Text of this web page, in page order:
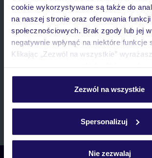
cookie wykorzystywane są także do
na naszej stronie oraz oferowania
społecznościowych. Brak zgody lub jej
negatywnie wpłynąć na niektóre funkcje
Klikając „Zezwól na wszystkie”
personalizować swój wybór wchodząc w
Szczegółowe informacje o plikach
Zezwól na wszystkie
Spersonalizuj
Nie zezwalaj
E-MAIL*
Wyrażam zgodę na przetwarzanie danych
marketingowych, w zakresie oraz celu
przetwarzaniu danych osobowych”, poprzez
systemów wywołujących.
Zapisz się